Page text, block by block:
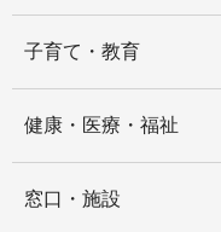
子育て・教育
健康・医療・福祉
窓口・施設